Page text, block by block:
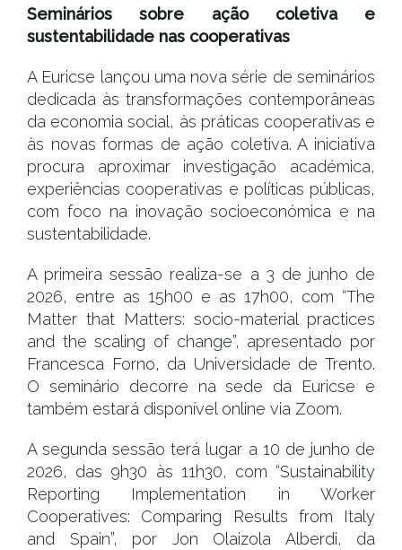
Seminários sobre ação coletiva e
sustentabilidade nas cooperativas
A Euricse lançou uma nova série de seminários
dedicada às transformações contemporâneas
da economia social, às práticas cooperativas e
às novas formas de ação coletiva. A iniciativa
procura aproximar investigação académica,
experiências cooperativas e políticas públicas,
com foco na inovação socioeconómica e na
sustentabilidade.
A primeira sessão realiza-se a 3 de junho de
2026, entre as 15h00 e as 17h00, com “The
Matter that Matters: socio-material practices
and the scaling of change”, apresentado por
Francesca Forno, da Universidade de Trento.
O seminário decorre na sede da Euricse e
também estará disponível online via Zoom.
A segunda sessão terá lugar a 10 de junho de
2026, das 9h30 às 11h30, com “Sustainability
Reporting Implementation in Worker
Cooperatives: Comparing Results from Italy
and Spain”, por Jon Olaizola Alberdi, da